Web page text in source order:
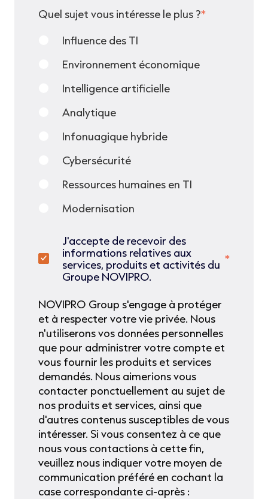
Quel sujet vous intéresse le plus ?*
Influence des TI
Environnement économique
Intelligence artificielle
Analytique
Infonuagique hybride
Cybersécurité
Ressources humaines en TI
Modernisation
J'accepte de recevoir des
informations relatives aux
services, produits et activités du
Groupe NOVIPRO.
*
NOVIPRO Group s'engage à protéger
et à respecter votre vie privée. Nous
n'utiliserons vos données personnelles
que pour administrer votre compte et
vous fournir les produits et services
demandés. Nous aimerions vous
contacter ponctuellement au sujet de
nos produits et services, ainsi que
d'autres contenus susceptibles de vous
intéresser. Si vous consentez à ce que
nous vous contactions à cette fin,
veuillez nous indiquer votre moyen de
communication préféré en cochant la
case correspondante ci-après :